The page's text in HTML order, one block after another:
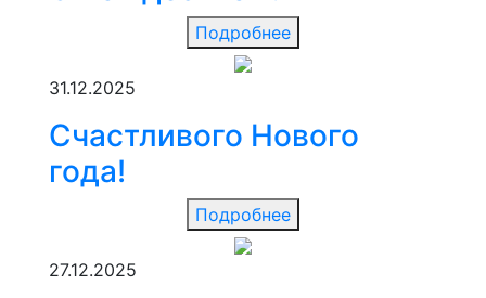
Подробнее
31.12.2025
Счастливого Нового
года!
Подробнее
27.12.2025